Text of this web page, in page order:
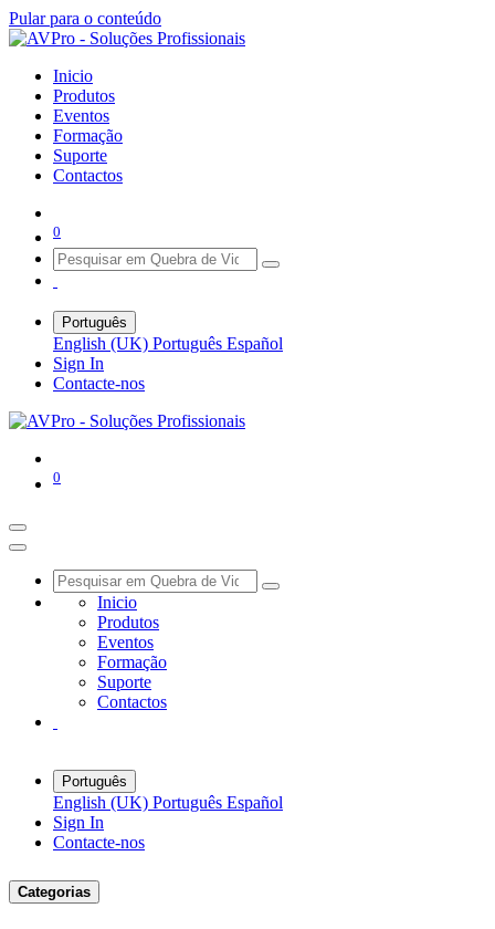
Pular para o conteúdo
Inicio
Produtos
Eventos
Formação
Suporte
Contactos
0
Português
English (UK) Português Español
Sign In
Contacte-nos
0
Inicio
Produtos
Eventos
Formação
Suporte
Contactos
Português
English (UK) Português Español
Sign In
Contacte-nos
Categorias